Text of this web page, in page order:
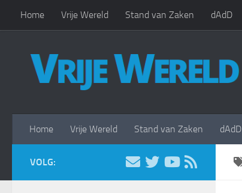
Doorgaan naar inhoud
Home Vrije Wereld Stand van Zaken dAdD
Home Vrije Wereld Stand van Zaken dAdD
VOLG: